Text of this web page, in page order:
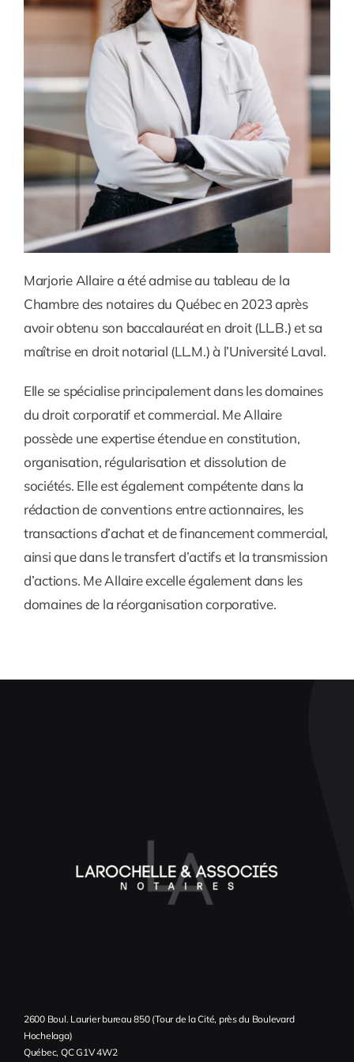
Marjorie Allaire a été admise au tableau de la
Chambre des notaires du Québec en 2023 après
avoir obtenu son baccalauréat en droit (LL.B.) et sa
maîtrise en droit notarial (LL.M.) à l’Université Laval.
Elle se spécialise principalement dans les domaines
du droit corporatif et commercial. Me Allaire
possède une expertise étendue en constitution,
organisation, régularisation et dissolution de
sociétés. Elle est également compétente dans la
rédaction de conventions entre actionnaires, les
transactions d’achat et de financement commercial,
ainsi que dans le transfert d’actifs et la transmission
d’actions. Me Allaire excelle également dans les
domaines de la réorganisation corporative.
2600 Boul. Laurier bureau 850 (Tour de la Cité, près du Boulevard
Hochelaga)
Québec, QC G1V 4W2